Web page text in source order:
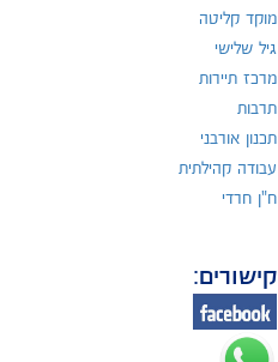
מוקד קליטה
גיל שלישי
מרכז תיירות
תרבות
תכנון אורבני
עבודה קהילתית
ח"ן חרדי
קישורים: